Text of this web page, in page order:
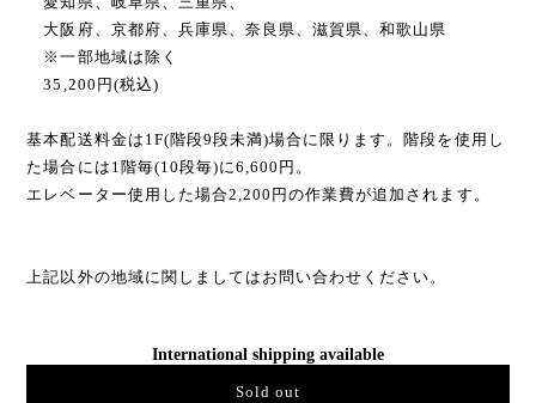
大阪府、京都府、兵庫県、奈良県、滋賀県、和歌山県
※一部地域は除く
35,200円(税込)
基本配送料金は1F(階段9段未満)場合に限ります。階段を使用し
た場合には1階毎(10段毎)に6,600円。
エレベーター使用した場合2,200円の作業費が追加されます。
上記以外の地域に関しましてはお問い合わせください。
International shipping available
Sold out